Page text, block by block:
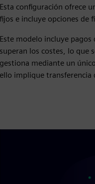
Esta configuración ofrece
fijos e incluye opciones de
Este modelo incluye
superan los costes, lo que
gestiona mediante un
ello implique transferencia